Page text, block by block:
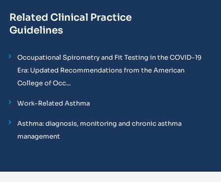
Related Clinical Practice
Guidelines
Occupational Spirometry and Fit Testing in the COVID-19
Era: Updated Recommendations from the American
College of Occ...
Work-Related Asthma
Asthma: diagnosis, monitoring and chronic asthma
management